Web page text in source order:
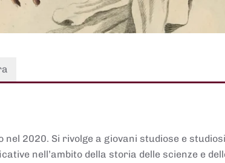
nel 2020. Si rivolge a giovani studiose e
nell’ambito della storia delle scienze e